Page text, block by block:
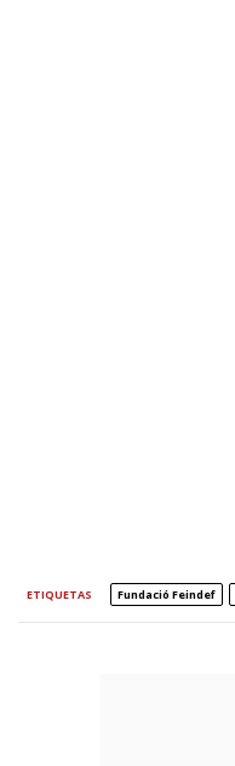
ETIQUETAS Fundació Feindef